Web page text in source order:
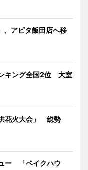
、アピタ飯田店へ移
キング全国2位 大室
花火大会」 総勢
ー 「ベイクハウ